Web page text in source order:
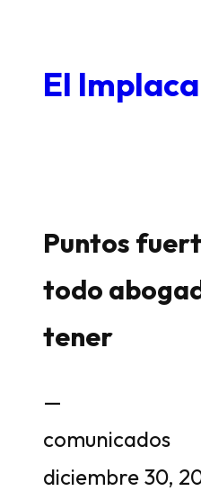
contenido
El
Puntos
todo
tener
—
comunicados
diciembre 30,